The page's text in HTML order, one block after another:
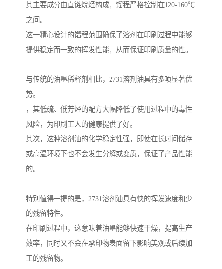
其主要成分由直链烷烃构成，馏程严格控制在120-160℃
之间。
这一精心设计的馏程范围确保了溶剂在印刷过程中能够
提供稳定而一致的挥发性能，从而保证印刷质量的性。
与传统的油墨稀释剂相比，2731溶剂油具有多项显著优
势。
，其低硫、低芳烃的配方大幅降低了使用过程中的毒性
风险，为印刷工人的健康提供了好。
其次，这种溶剂油的化学稳定性强，即使在长时间储存
或高温环境下也不会发生分解或变质，保证了产品性能
的。
特别值得一提的是，2731溶剂油具有快的挥发速度和少
的残留特性。
在印刷过程中，这意味着油墨能够快速干燥，提高生产
效率，同时又不会在承印物表面留下影响美观或后续加
工的残留物。